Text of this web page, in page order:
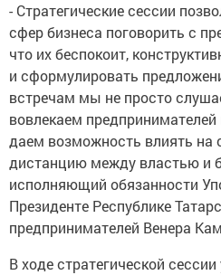
- Стратегические сессии
сфер бизнеса поговорить с
что их беспокоит,
и сформулировать
встречам мы не просто
вовлекаем
даем возможность влиять на
дистанцию между властью и
исполняющий обязанности
Президенте Республике
предпринимателей Венера
В ходе стратегической сессии